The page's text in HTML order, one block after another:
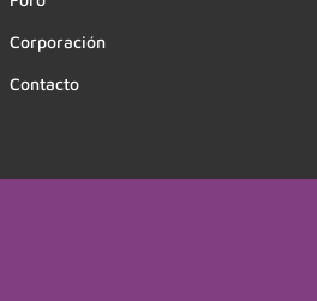
Corporación
Contacto